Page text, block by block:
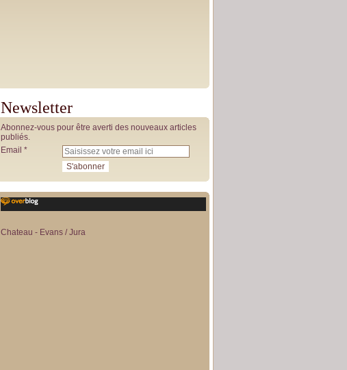
Newsletter
Abonnez-vous pour être averti des nouveaux articles
publiés.
Email
Chateau - Evans / Jura